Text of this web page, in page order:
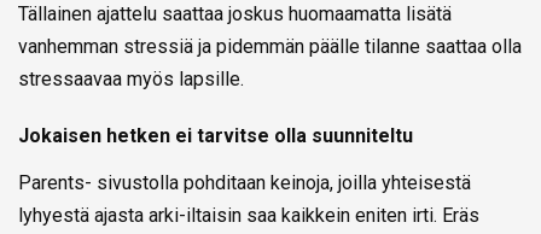
Tällainen ajattelu saattaa joskus huomaamatta lisätä
vanhemman stressiä ja pidemmän päälle tilanne saattaa olla
stressaavaa myös lapsille.
Jokaisen hetken ei tarvitse olla suunniteltu
Parents- sivustolla pohditaan keinoja, joilla yhteisestä
lyhyestä ajasta arki-iltaisin saa kaikkein eniten irti. Eräs